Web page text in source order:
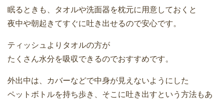
眠るときも、タオルや洗面器を枕元に用意しておくと
夜中や朝起きてすぐに吐き出せるので安心です。
ティッシュよりタオルの方が
たくさん水分を吸収できるのでおすすめです。
外出中は、カバーなどで中身が見えないようにした
ペットボトルを持ち歩き、そこに吐き出すという方法もあ